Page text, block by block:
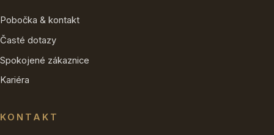
Pobočka & kontakt
Časté dotazy
Spokojené zákaznice
Kariéra
KONTAKT